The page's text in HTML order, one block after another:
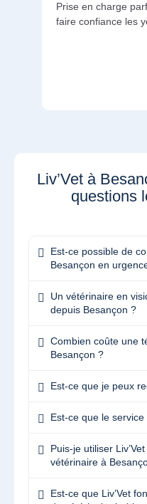
Prise en charge
faire confiance les
Liv’Vet à
questions
Est-ce possible de
Besançon en
Un vétérinaire en
depuis Besançon ?
Combien coûte une
Besançon ?
Est-ce que je peux
Est-ce que le
Puis-je utiliser
vétérinaire à
Est-ce que Liv’Vet